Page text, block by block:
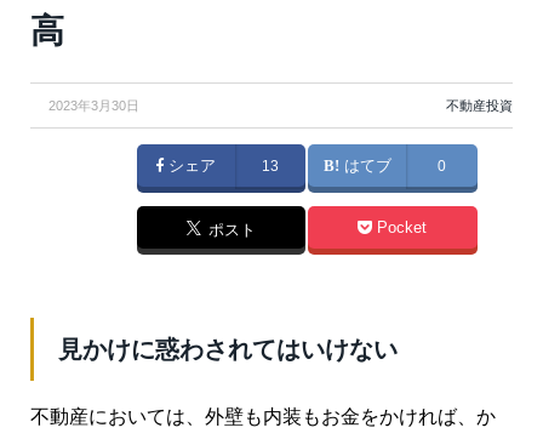
高
2023年3月30日 不動産投資
シェア 13 はてブ 0
ポスト Pocket
見かけに惑わされてはいけない
不動産においては、外壁も内装もお金をかければ、か